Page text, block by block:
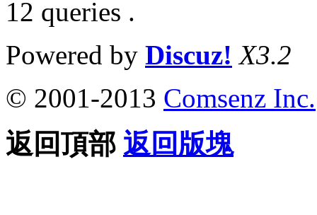
12 queries .
Powered by Discuz! X3.2
© 2001-2013 Comsenz Inc.
返回頂部 返回版塊